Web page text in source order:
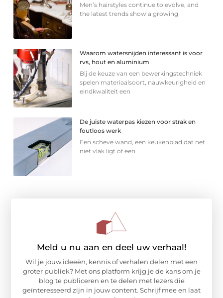
Men’s hairstyles continue to evolve, and
the latest trends show a growing
Waarom watersnijden interessant is voor
rvs, hout en aluminium
Bij de keuze van een bewerkingstechniek
spelen materiaalsoort, nauwkeurigheid en
eindkwaliteit een
De juiste waterpas kiezen voor strak en
foutloos werk
Een scheve wand, een keukenblad dat net
niet vlak ligt of een
Meld u nu aan en deel uw verhaal!
Wil je jouw ideeën, kennis of verhalen delen met een
groter publiek? Met ons platform krijg je de kans om je
blog te publiceren en te delen met lezers die
geïnteresseerd zijn in jouw content. Schrijf mee en laat